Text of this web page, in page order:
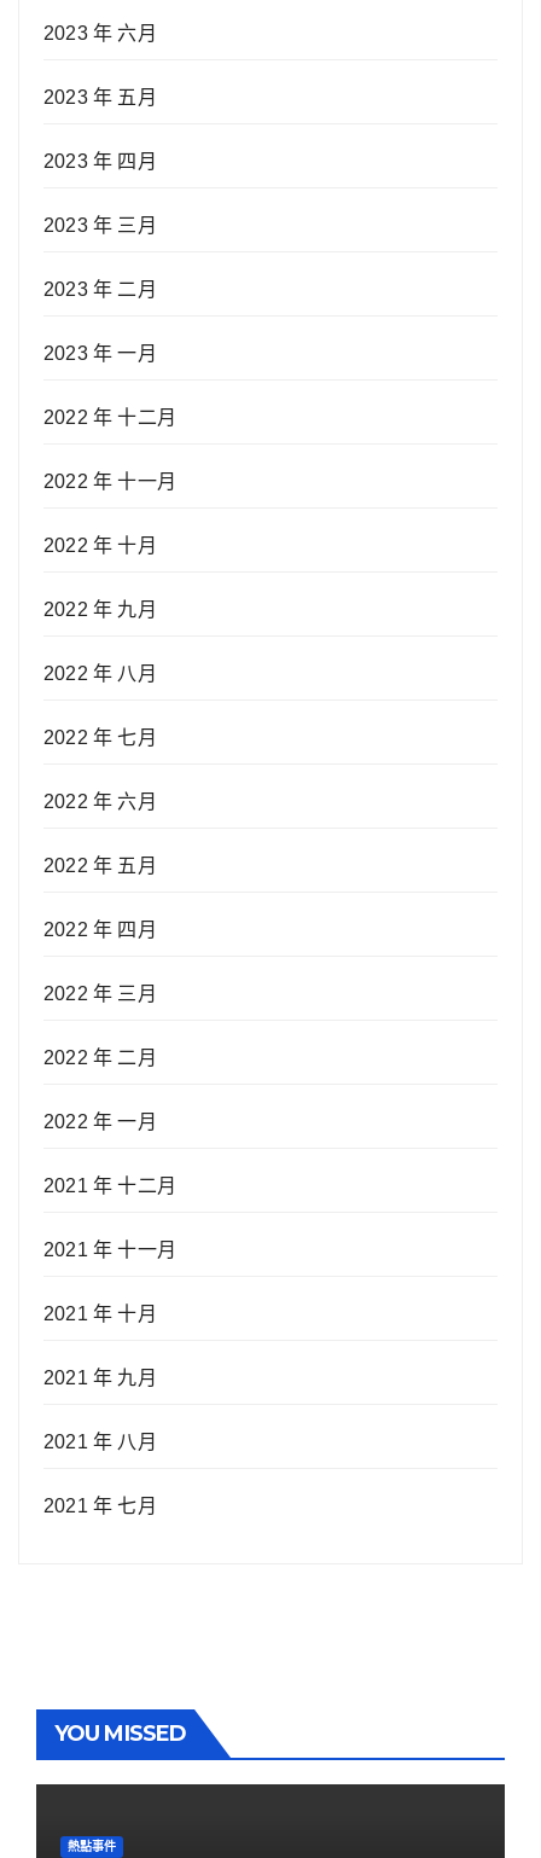
2023 年 六月
2023 年 五月
2023 年 四月
2023 年 三月
2023 年 二月
2023 年 一月
2022 年 十二月
2022 年 十一月
2022 年 十月
2022 年 九月
2022 年 八月
2022 年 七月
2022 年 六月
2022 年 五月
2022 年 四月
2022 年 三月
2022 年 二月
2022 年 一月
2021 年 十二月
2021 年 十一月
2021 年 十月
2021 年 九月
2021 年 八月
2021 年 七月
YOU MISSED
熱點事件